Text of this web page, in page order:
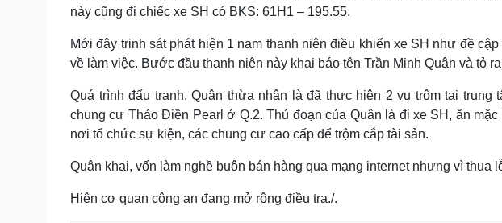
này cũng đi chiếc xe SH có BKS: 61H1 – 195.55.
Mới đây trinh sát phát hiện 1 nam thanh niên điều khiển xe SH như đề
về làm việc. Bước đầu thanh niên này khai báo tên Trần Minh Quân và tỏ
Quá trình đấu tranh, Quân thừa nhận là đã thực hiện 2 vụ trộm tại
chung cư Thảo Điền Pearl ở Q.2. Thủ đoạn của Quân là đi xe SH, ăn
nơi tổ chức sự kiện, các chung cư cao cấp để trộm cắp tài sản.
Quân khai, vốn làm nghề buôn bán hàng qua mạng internet nhưng vì
Hiện cơ quan công an đang mở rộng điều tra./.